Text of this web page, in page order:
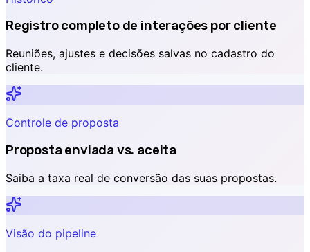
Registro completo de interações por cliente
Reuniões, ajustes e decisões salvas no cadastro do
cliente.
Controle de proposta
Proposta enviada vs. aceita
Saiba a taxa real de conversão das suas propostas.
Visão do pipeline